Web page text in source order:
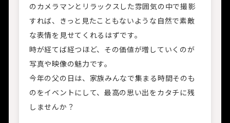
のカメラマンとリラックスした雰囲気の中で撮影
すれば、きっと見たこともないような自然で素敵
な表情を見せてくれるはずです。
時が経てば経つほど、その価値が増していくのが
写真や映像の魅力です。
今年の父の日は、家族みんなで集まる時間そのも
のをイベントにして、最高の思い出をカタチに残
しませんか？